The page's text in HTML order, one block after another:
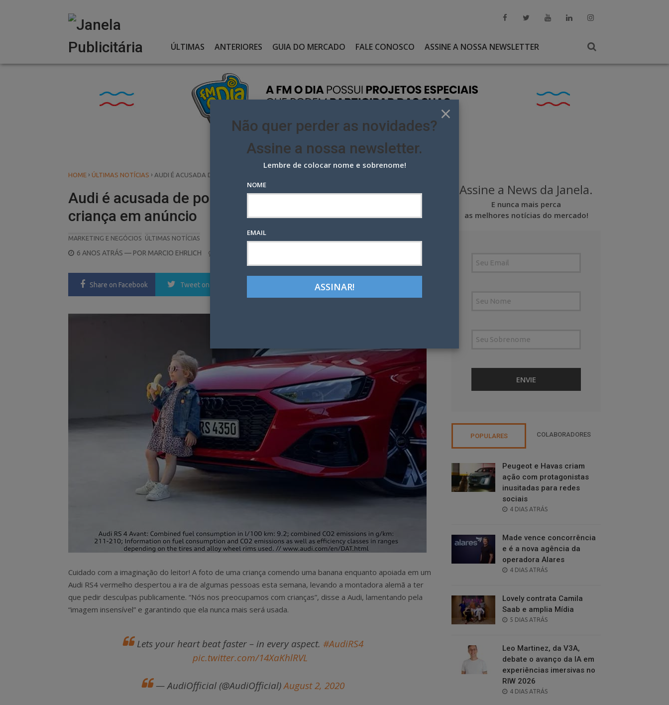
ÚLTIMAS ANTERIORES GUIA DO MERCADO FALE CONOSCO ASSINE A NOSSA NEWSLETTER
HOME › ÚLTIMAS NOTÍCIAS › AUDI É ACUSADA DE POR SÍMBOLO FÁLICO NA MÃO DE CRIANÇA EM ANÚNCIO
Audi é acusada de por símbolo fálico na mão de
criança em anúncio
MARKETING E NEGÓCIOS ÚLTIMAS NOTÍCIAS
POSTED
6 ANOS ATRÁS — POR MARCIO EHRLICH
Share on Facebook Tweet on Twitter LinkedIn Pinterest
Cuidado com a imaginação do leitor! A foto de uma criança comendo uma banana enquanto apoiada em um
Audi RS4 vermelho despertou a ira de algumas pessoas esta semana, levando a montadora alemã a ter
que pedir desculpas publicamente. “Nós nos preocupamos com crianças”, disse a Audi, lamentando pela
“imagem insensível” e garantindo que ela nunca mais será usada.
Lets your heart beat faster – in every aspect. #AudiRS4
pic.twitter.com/14XaKhlRVL
— AudiOfficial (@AudiOfficial)August 2, 2020
Assine a News da Janela.
E nunca mais perca
as melhores notícias do mercado!
POPULARES COLABORADORES
Peugeot e Havas criam
ação com protagonistas
inusitadas para redes
sociais
POSTED
4 DIAS ATRÁS
Made vence concorrência
e é a nova agência da
operadora Alares
POSTED
4 DIAS ATRÁS
Lovely contrata Camila
Saab e amplia Mídia
POSTED
5 DIAS ATRÁS
Leo Martinez, da V3A,
debate o avanço da IA em
experiências imersivas no
RIW 2026
POSTED
4 DIAS ATRÁS
×
Não quer perder as novidades?
Assine a nossa newsletter.
Lembre de colocar nome e sobrenome!
NOME
EMAIL